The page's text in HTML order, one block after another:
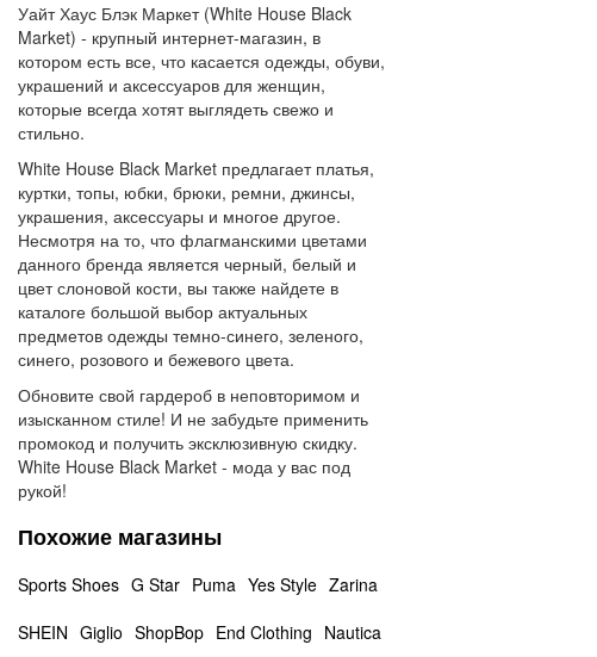
Уайт Хаус Блэк Маркет (White House Black
Market) - крупный интернет-магазин, в
котором есть все, что касается одежды, обуви,
украшений и аксессуаров для женщин,
которые всегда хотят выглядеть свежо и
стильно.
White House Black Market предлагает платья,
куртки, топы, юбки, брюки, ремни, джинсы,
украшения, аксессуары и многое другое.
Несмотря на то, что флагманскими цветами
данного бренда является черный, белый и
цвет слоновой кости, вы также найдете в
каталоге большой выбор актуальных
предметов одежды темно-синего, зеленого,
синего, розового и бежевого цвета.
Обновите свой гардероб в неповторимом и
изысканном стиле! И не забудьте применить
промокод и получить эксклюзивную скидку.
White House Black Market - мода у вас под
рукой!
Похожие магазины
Sports Shoes G Star Puma Yes Style Zarina
SHEIN Giglio ShopBop End Clothing Nautica